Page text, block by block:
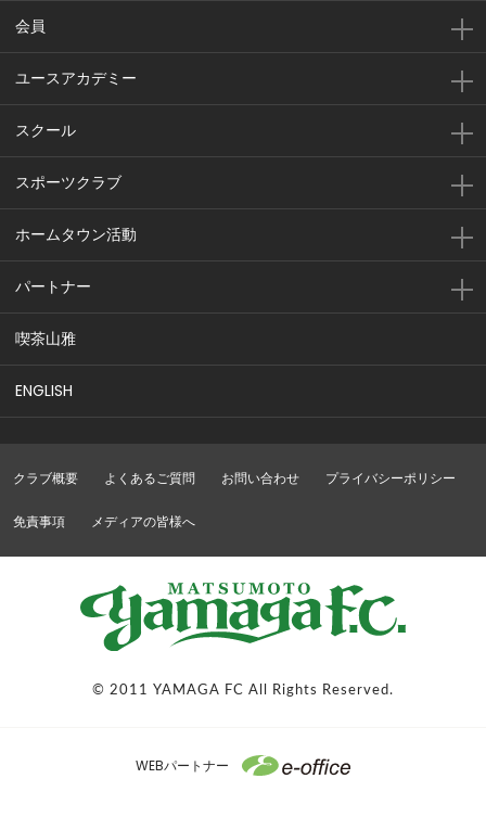
会員
ユースアカデミー
スクール
スポーツクラブ
ホームタウン活動
パートナー
喫茶山雅
ENGLISH
クラブ概要 よくあるご質問 お問い合わせ プライバシーポリシー
免責事項 メディアの皆様へ
© 2011 YAMAGA FC All Rights Reserved.
WEBパートナー